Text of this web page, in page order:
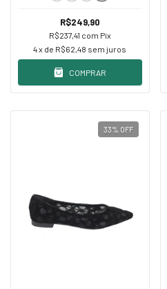
R$249,90
R$237,41 com Pix
4x de R$62,48 sem juros
COMPRAR
33% OFF